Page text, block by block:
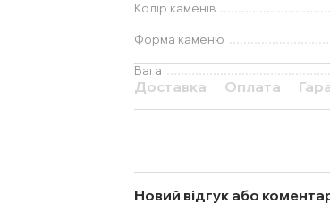
Колір каменів
Форма каменю
Вага
Доставка Оплата
Новий відгук або